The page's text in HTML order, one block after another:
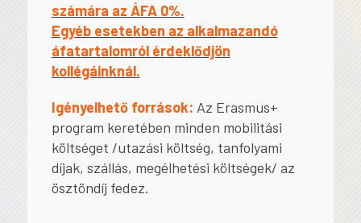
számára az ÁFA 0%.
Egyéb esetekben az alkalmazandó
áfatartalomról érdeklődjön
kollégáinknál.
Igényelhető források: Az Erasmus+
program keretében minden mobilitási
költséget /utazási költség, tanfolyami
díjak, szállás, megélhetési költségek/ az
ösztöndíj fedez.